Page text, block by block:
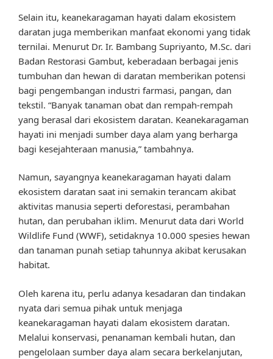
Selain itu, keanekaragaman hayati dalam ekosistem
daratan juga memberikan manfaat ekonomi yang tidak
ternilai. Menurut Dr. Ir. Bambang Supriyanto, M.Sc. dari
Badan Restorasi Gambut, keberadaan berbagai jenis
tumbuhan dan hewan di daratan memberikan potensi
bagi pengembangan industri farmasi, pangan, dan
tekstil. “Banyak tanaman obat dan rempah-rempah
yang berasal dari ekosistem daratan. Keanekaragaman
hayati ini menjadi sumber daya alam yang berharga
bagi kesejahteraan manusia,” tambahnya.
Namun, sayangnya keanekaragaman hayati dalam
ekosistem daratan saat ini semakin terancam akibat
aktivitas manusia seperti deforestasi, perambahan
hutan, dan perubahan iklim. Menurut data dari World
Wildlife Fund (WWF), setidaknya 10.000 spesies hewan
dan tanaman punah setiap tahunnya akibat kerusakan
habitat.
Oleh karena itu, perlu adanya kesadaran dan tindakan
nyata dari semua pihak untuk menjaga
keanekaragaman hayati dalam ekosistem daratan.
Melalui konservasi, penanaman kembali hutan, dan
pengelolaan sumber daya alam secara berkelanjutan,